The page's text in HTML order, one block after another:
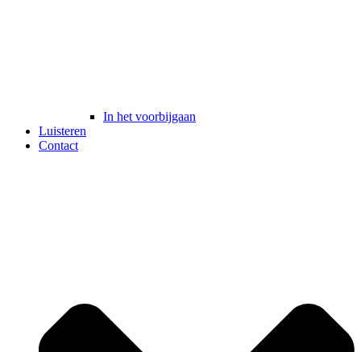
In het voorbijgaan
Luisteren
Contact